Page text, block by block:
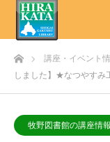
ホーム講座・イベント
しました】★なつやす
牧野図書館の講座情報